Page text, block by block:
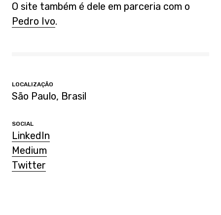
O site também é dele em parceria com o
Pedro Ivo.
LOCALIZAÇÃO
São Paulo, Brasil
SOCIAL
LinkedIn
Medium
Twitter